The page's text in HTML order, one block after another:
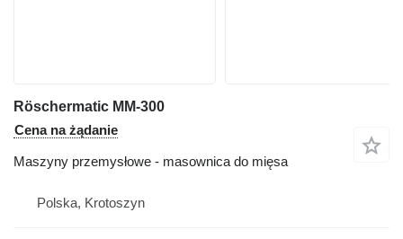
Röschermatic MM-300
Cena na żądanie
Maszyny przemysłowe - masownica do mięsa
Polska, Krotoszyn